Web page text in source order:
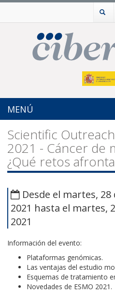
MENÚ
Scientific
2021 - Cáncer de
¿Qué retos
Desde el martes,
2021 hasta el martes,
2021
Información del evento:
Plataformas genómicas.
Las ventajas del estudio
Esquemas de tratamiento
Novedades de ESMO 2021.